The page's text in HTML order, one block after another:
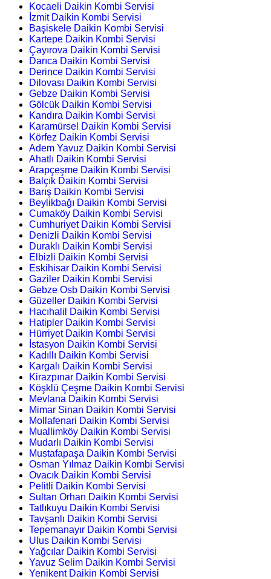
Kocaeli Daikin Kombi Servisi
İzmit Daikin Kombi Servisi
Başiskele Daikin Kombi Servisi
Kartepe Daikin Kombi Servisi
Çayırova Daikin Kombi Servisi
Darıca Daikin Kombi Servisi
Derince Daikin Kombi Servisi
Dilovası Daikin Kombi Servisi
Gebze Daikin Kombi Servisi
Gölcük Daikin Kombi Servisi
Kandıra Daikin Kombi Servisi
Karamürsel Daikin Kombi Servisi
Körfez Daikin Kombi Servisi
Adem Yavuz Daikin Kombi Servisi
Ahatlı Daikin Kombi Servisi
Arapçeşme Daikin Kombi Servisi
Balçık Daikin Kombi Servisi
Barış Daikin Kombi Servisi
Beylikbağı Daikin Kombi Servisi
Cumaköy Daikin Kombi Servisi
Cumhuriyet Daikin Kombi Servisi
Denizli Daikin Kombi Servisi
Duraklı Daikin Kombi Servisi
Elbizli Daikin Kombi Servisi
Eskihisar Daikin Kombi Servisi
Gaziler Daikin Kombi Servisi
Gebze Osb Daikin Kombi Servisi
Güzeller Daikin Kombi Servisi
Hacıhalil Daikin Kombi Servisi
Hatipler Daikin Kombi Servisi
Hürriyet Daikin Kombi Servisi
İstasyon Daikin Kombi Servisi
Kadıllı Daikin Kombi Servisi
Kargalı Daikin Kombi Servisi
Kirazpınar Daikin Kombi Servisi
Köşklü Çeşme Daikin Kombi Servisi
Mevlana Daikin Kombi Servisi
Mimar Sinan Daikin Kombi Servisi
Mollafenari Daikin Kombi Servisi
Muallimköy Daikin Kombi Servisi
Mudarlı Daikin Kombi Servisi
Mustafapaşa Daikin Kombi Servisi
Osman Yılmaz Daikin Kombi Servisi
Ovacık Daikin Kombi Servisi
Pelitli Daikin Kombi Servisi
Sultan Orhan Daikin Kombi Servisi
Tatlıkuyu Daikin Kombi Servisi
Tavşanlı Daikin Kombi Servisi
Tepemanayır Daikin Kombi Servisi
Ulus Daikin Kombi Servisi
Yağcılar Daikin Kombi Servisi
Yavuz Selim Daikin Kombi Servisi
Yenikent Daikin Kombi Servisi